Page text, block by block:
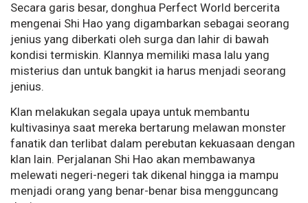
Secara garis besar, donghua Perfect World bercerita
mengenai Shi Hao yang digambarkan sebagai seorang
jenius yang diberkati oleh surga dan lahir di bawah
kondisi termiskin. Klannya memiliki masa lalu yang
misterius dan untuk bangkit ia harus menjadi seorang
jenius.
Klan melakukan segala upaya untuk membantu
kultivasinya saat mereka bertarung melawan monster
fanatik dan terlibat dalam perebutan kekuasaan dengan
klan lain. Perjalanan Shi Hao akan membawanya
melewati negeri-negeri tak dikenal hingga ia mampu
menjadi orang yang benar-benar bisa mengguncang